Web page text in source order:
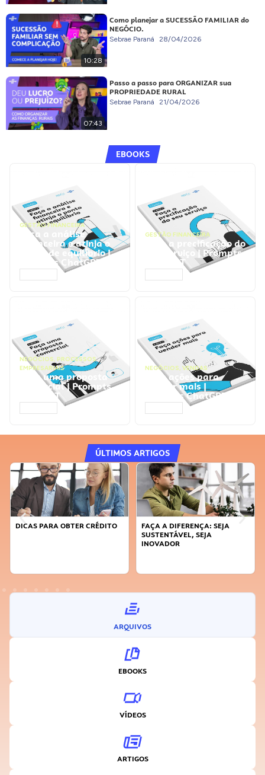
10:28
Como planejar a SUCESSÃO FAMILIAR do
NEGÓCIO.
Sebrae Paraná 28/04/2026
07:43
Passo a passo para ORGANIZAR sua
PROPRIEDADE RURAL
Sebrae Paraná 21/04/2026
EBOOKS
GESTÃO FINANCEIRA
Faça a análise
financeira e atinja o
ponto de equilíbrio |
Prompts ChatGPT
GESTÃO FINANCEIRA
Faça a precificação do
seu serviço | Prompts
ChatGPT
NEGÓCIOS, PROCESSOS
EMPRESARIAIS
Faça uma proposta
comercial | Prompts
ChatGPT
NEGÓCIOS, VENDAS
Faça ações para
vender mais |
Prompts ChatGPT
ÚLTIMOS ARTIGOS
DICAS PARA OBTER CRÉDITO
FAÇA A DIFERENÇA: SEJA
SUSTENTÁVEL, SEJA
INOVADOR
ARQUIVOS
EBOOKS
VÍDEOS
ARTIGOS